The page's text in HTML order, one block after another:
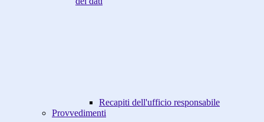
Recapiti dell'ufficio responsabile
Provvedimenti